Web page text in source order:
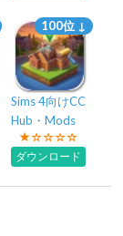
100位 ↓
Sims 4向けCC
Hub・Mods
ダウンロード